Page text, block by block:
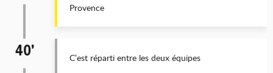
Provence
40’ C’est réparti entre les deux équipes